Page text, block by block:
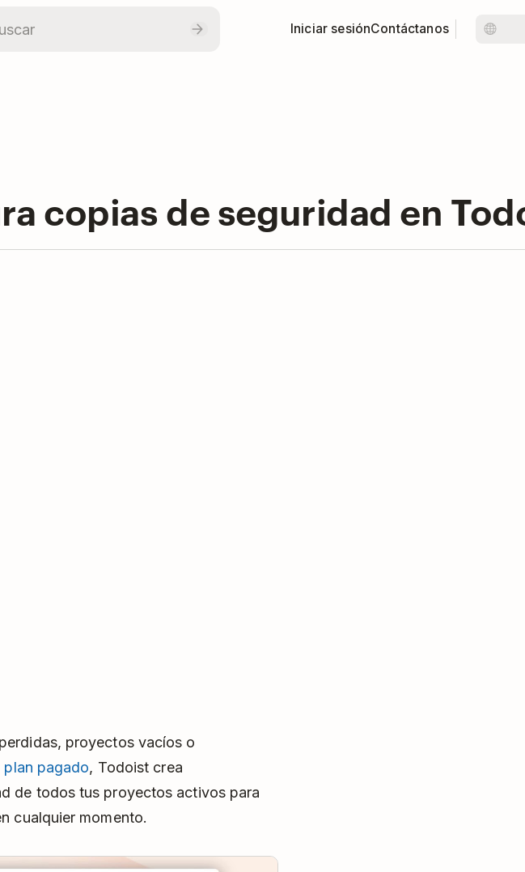
Iniciar sesiónContáctanos
copias de seguridad en
proyectos vacíos o
plan pagado, Todoist crea
de todos tus proyectos activos para
cualquier momento.